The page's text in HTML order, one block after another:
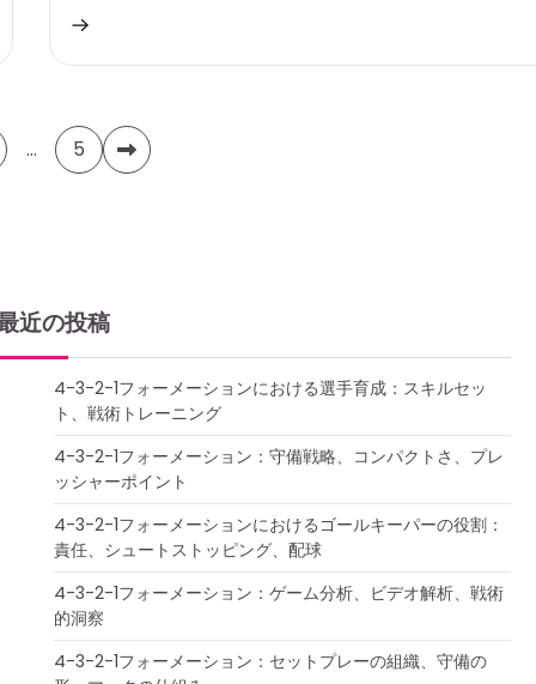
… 5
近の投稿
4-3-2-1フォーメーションにおける選手育成：スキルセッ
ト、戦術トレーニング
4-3-2-1フォーメーション：守備戦略、コンパクトさ、プレ
ッシャーポイント
4-3-2-1フォーメーションにおけるゴールキーパーの役割：
責任、シュートストッピング、配球
4-3-2-1フォーメーション：ゲーム分析、ビデオ解析、戦術
的洞察
4-3-2-1フォーメーション：セットプレーの組織、守備の